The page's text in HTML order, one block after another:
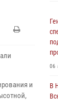
и
06
В